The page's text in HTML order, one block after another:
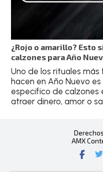
¿Rojo o amarillo? Esto
calzones para Año
Uno de los rituales
hacen en Año Nuevo
especifico de calzones
atraer dinero, amor o
AMX